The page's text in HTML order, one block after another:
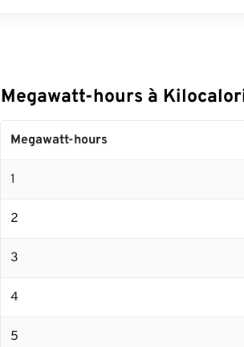
Megawatt-hours à
Megawatt-hours
1
2
3
4
5